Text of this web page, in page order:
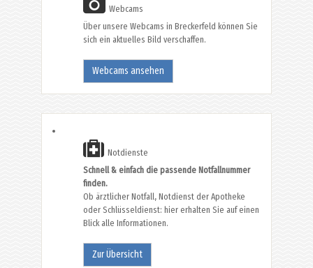
Webcams
Über unsere Webcams in Breckerfeld können Sie
sich ein aktuelles Bild verschaffen.
Webcams ansehen
Notdienste
Schnell & einfach die passende Notfallnummer
finden.
Ob ärztlicher Notfall, Notdienst der Apotheke
oder Schlüsseldienst: hier erhalten Sie auf einen
Blick alle Informationen.
Zur Übersicht